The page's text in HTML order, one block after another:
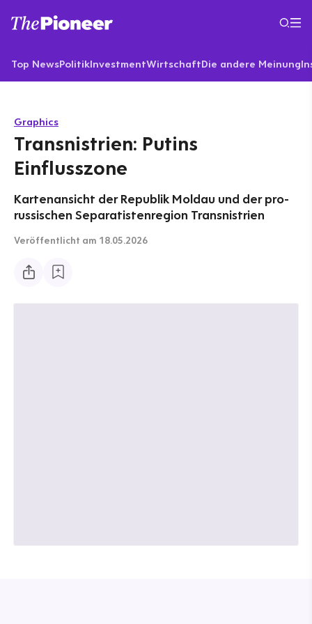
Top NewsPolitikInvestmentWirtschaftDie andere Meinung
Graphics
Transnistrien: Putins
Einflusszone
Kartenansicht der Republik Moldau und der pro-
russischen Separatistenregion Transnistrien
Veröffentlicht am 18.05.2026